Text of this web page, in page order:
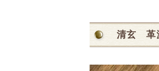
清玄 革